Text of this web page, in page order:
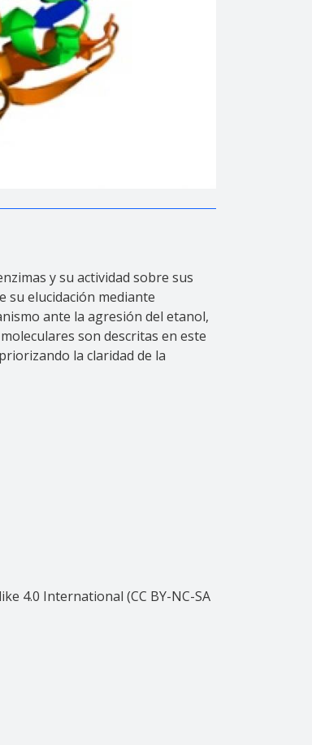
y su actividad sobre sus
su elucidación mediante
ante la agresión del etanol,
son descritas en este
la claridad de la
4.0 International (CC BY-NC-SA